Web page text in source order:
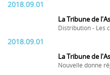
2018.09.01
La Tribune de
Distribution - Les
2018.09.01
La Tribune de
Nouvelle donne